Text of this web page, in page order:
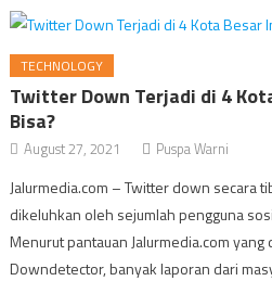
TECHNOLOGY
Twitter Down Terjadi di 4
Bisa?
August 27, 2021 Puspa Warni
Jalurmedia.com – Twitter down secara
dikeluhkan oleh sejumlah pengguna
Menurut pantauan Jalurmedia.com
Downdetector, banyak laporan dari